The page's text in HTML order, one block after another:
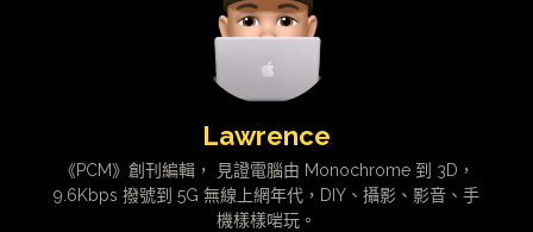
Lawrence
《PCM》創刊編輯， 見證電腦由 Monochrome 到 3D，
9.6Kbps 撥號到 5G 無線上網年代，DIY、攝影、影音、手
機樣樣啱玩。